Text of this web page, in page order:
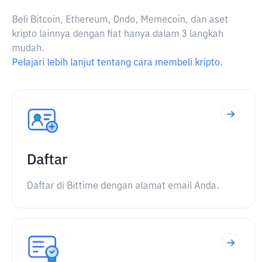
Beli Bitcoin, Ethereum, Ondo, Memecoin, dan aset
kripto lainnya dengan fiat hanya dalam 3 langkah
mudah.
Pelajari lebih lanjut tentang cara membeli kripto.
Daftar
Daftar di Bittime dengan alamat email Anda.